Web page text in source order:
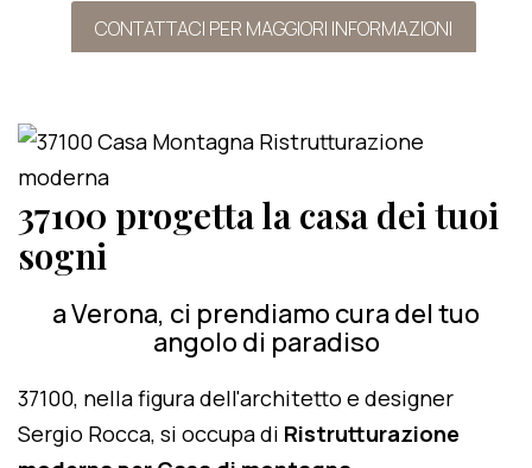
CONTATTACI PER MAGGIORI INFORMAZIONI
37100 progetta la casa dei tuoi
sogni
a Verona, ci prendiamo cura del tuo
angolo di paradiso
37100, nella figura dell'architetto e designer
Sergio Rocca, si occupa di Ristrutturazione